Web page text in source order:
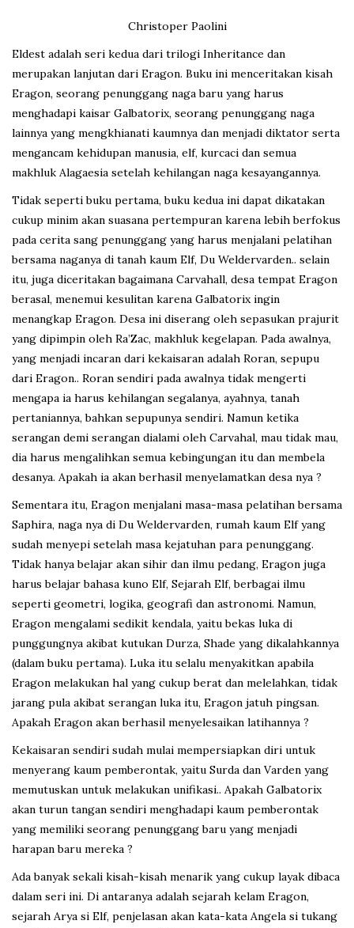
Christoper Paolini
Eldest adalah seri kedua dari trilogi Inheritance dan
merupakan lanjutan dari Eragon. Buku ini menceritakan kisah
Eragon, seorang penunggang naga baru yang harus
menghadapi kaisar Galbatorix, seorang penunggang naga
lainnya yang mengkhianati kaumnya dan menjadi diktator serta
mengancam kehidupan manusia, elf, kurcaci dan semua
makhluk Alagaesia setelah kehilangan naga kesayangannya.
Tidak seperti buku pertama, buku kedua ini dapat dikatakan
cukup minim akan suasana pertempuran karena lebih berfokus
pada cerita sang penunggang yang harus menjalani pelatihan
bersama naganya di tanah kaum Elf, Du Weldervarden.. selain
itu, juga diceritakan bagaimana Carvahall, desa tempat Eragon
berasal, menemui kesulitan karena Galbatorix ingin
menangkap Eragon. Desa ini diserang oleh sepasukan prajurit
yang dipimpin oleh Ra’Zac, makhluk kegelapan. Pada awalnya,
yang menjadi incaran dari kekaisaran adalah Roran, sepupu
dari Eragon.. Roran sendiri pada awalnya tidak mengerti
mengapa ia harus kehilangan segalanya, ayahnya, tanah
pertaniannya, bahkan sepupunya sendiri. Namun ketika
serangan demi serangan dialami oleh Carvahal, mau tidak mau,
dia harus mengalihkan semua kebingungan itu dan membela
desanya. Apakah ia akan berhasil menyelamatkan desa nya ?
Sementara itu, Eragon menjalani masa-masa pelatihan bersama
Saphira, naga nya di Du Weldervarden, rumah kaum Elf yang
sudah menyepi setelah masa kejatuhan para penunggang.
Tidak hanya belajar akan sihir dan ilmu pedang, Eragon juga
harus belajar bahasa kuno Elf, Sejarah Elf, berbagai ilmu
seperti geometri, logika, geografi dan astronomi. Namun,
Eragon mengalami sedikit kendala, yaitu bekas luka di
punggungnya akibat kutukan Durza, Shade yang dikalahkannya
(dalam buku pertama). Luka itu selalu menyakitkan apabila
Eragon melakukan hal yang cukup berat dan melelahkan, tidak
jarang pula akibat serangan luka itu, Eragon jatuh pingsan.
Apakah Eragon akan berhasil menyelesaikan latihannya ?
Kekaisaran sendiri sudah mulai mempersiapkan diri untuk
menyerang kaum pemberontak, yaitu Surda dan Varden yang
memutuskan untuk melakukan unifikasi.. Apakah Galbatorix
akan turun tangan sendiri menghadapi kaum pemberontak
yang memiliki seorang penunggang baru yang menjadi
harapan baru mereka ?
Ada banyak sekali kisah-kisah menarik yang cukup layak dibaca
dalam seri ini. Di antaranya adalah sejarah kelam Eragon,
sejarah Arya si Elf, penjelasan akan kata-kata Angela si tukang